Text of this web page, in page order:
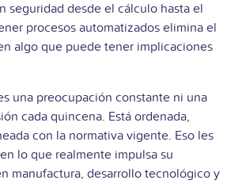
seguridad desde el cálculo hasta el
procesos automatizados elimina el
algo que puede tener implicaciones
una preocupación constante ni una
cada quincena. Está ordenada,
con la normativa vigente. Eso les
lo que realmente impulsa su
manufactura, desarrollo tecnológico y